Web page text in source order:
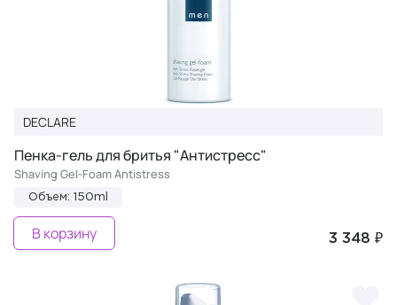
DECLARE
Пенка-гель для бритья "Антиcтресс"
Shaving Gel-Foam Antistress
Объем: 150ml
3 348 ₽
В корзину